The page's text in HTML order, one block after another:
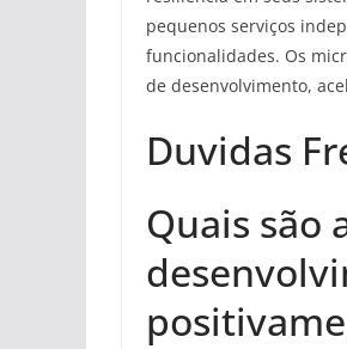
pequenos serviços
funcionalidades. Os
de desenvolvimento,
Duvidas
Quais são